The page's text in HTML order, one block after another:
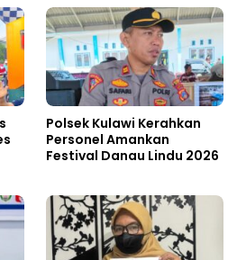
Polsek Kulawi Kerahkan
Personel Amankan
Festival Danau Lindu 2026